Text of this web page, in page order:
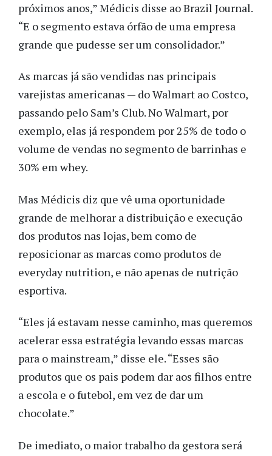
próximos anos,” Médicis disse ao Brazil Journal.
“E o segmento estava órfão de uma empresa
grande que pudesse ser um consolidador.”
As marcas já são vendidas nas principais
varejistas americanas — do Walmart ao Costco,
passando pelo Sam’s Club. No Walmart, por
exemplo, elas já respondem por 25% de todo o
volume de vendas no segmento de barrinhas e
30% em whey.
Mas Médicis diz que vê uma oportunidade
grande de melhorar a distribuição e execução
dos produtos nas lojas, bem como de
reposicionar as marcas como produtos de
everyday nutrition, e não apenas de nutrição
esportiva.
“Eles já estavam nesse caminho, mas queremos
acelerar essa estratégia levando essas marcas
para o mainstream,” disse ele. “Esses são
produtos que os pais podem dar aos filhos entre
a escola e o futebol, em vez de dar um
chocolate.”
De imediato, o maior trabalho da gestora será